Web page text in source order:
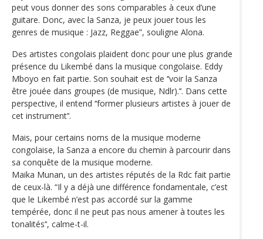
peut vous donner des sons comparables à ceux d’une
guitare. Donc, avec la Sanza, je peux jouer tous les
genres de musique : Jazz, Reggae”, souligne Alona.
Des artistes congolais plaident donc pour une plus grande
présence du Likembé dans la musique congolaise. Eddy
Mboyo en fait partie. Son souhait est de ‘‘voir la Sanza
être jouée dans groupes (de musique, Ndlr).’‘. Dans cette
perspective, il entend ‘‘former plusieurs artistes à jouer de
cet instrument’‘.
Mais, pour certains noms de la musique moderne
congolaise, la Sanza a encore du chemin à parcourir dans
sa conquête de la musique moderne.
Maika Munan, un des artistes réputés de la Rdc fait partie
de ceux-là. “Il y a déjà une différence fondamentale, c’est
que le Likembé n’est pas accordé sur la gamme
tempérée, donc il ne peut pas nous amener à toutes les
tonalités’‘, calme-t-il.